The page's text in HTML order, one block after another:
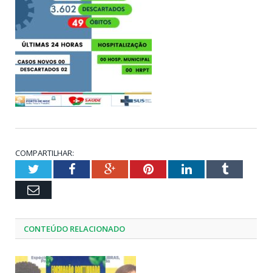
COMPARTILHAR:
TwitterFacebookGoogle+PinterestLinkedInTumblr
Email
CONTEÚDO RELACIONADO